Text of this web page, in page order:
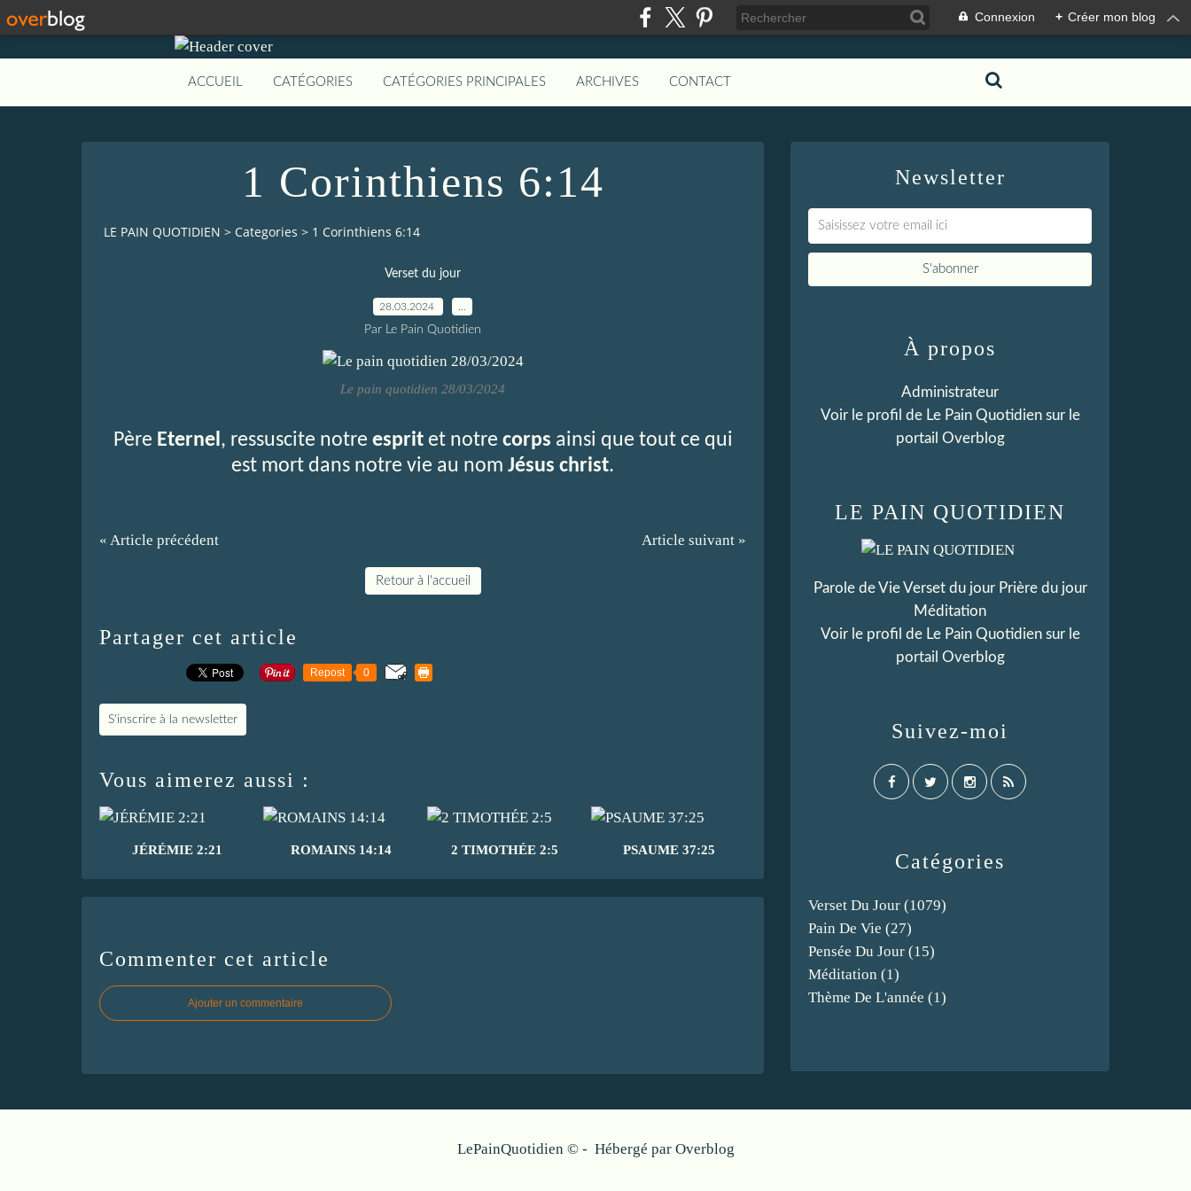
Connexion + Créer mon blog
ACCUEIL CATÉGORIES CATÉGORIES PRINCIPALES ARCHIVES CONTACT
1 Corinthiens 6:14
LE PAIN QUOTIDIEN > Categories > 1 Corinthiens 6:14
Verset du jour
28.03.2024
Par Le Pain Quotidien
Le pain quotidien 28/03/2024
Père Eternel , ressuscite notre esprit et notre corps ainsi que tout ce qui
est mort dans notre vie au nom Jésus christ.
« Article précédent Article suivant »
Retour à l'accueil
Partager cet article
Repost 0
S'inscrire à la newsletter
Vous aimerez aussi :
JÉRÉMIE 2:21 ROMAINS 14:14 2 TIMOTHÉE 2:5 PSAUME 37:25
Commenter cet article
Ajouter un commentaire
Newsletter
Catégories
Verset Du Jour (1079)
Pain De Vie (27)
Pensée Du Jour (15)
Méditation (1)
Thème De L'année (1)
LE PAIN QUOTIDIEN
Parole de Vie Verset du jour Prière du jour
Méditation
Voir le profil de Le Pain Quotidiensur le
portail Overblog
Suivez-moi
À propos
Administrateur
Voir le profil de Le Pain Quotidiensur le
portail Overblog
LePainQuotidien © - Hébergé par Overblog